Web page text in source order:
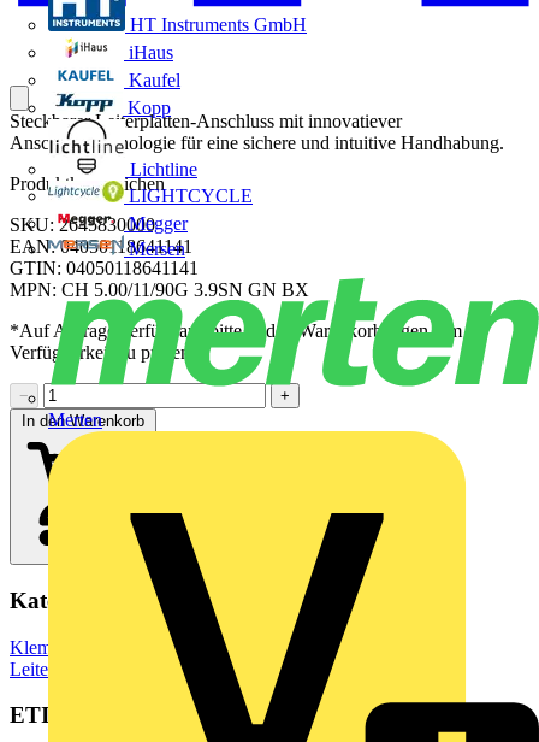
HT Instruments GmbH
iHaus
Kaufel
Kopp
Lichtline
LIGHTCYCLE
Megger
Mersen
Merten
Steckbarer Leiterplatten-Anschluss mit innovatiever
Anschlusstechnologie für eine sichere und intuitive Handhabung.
Produktkennzeichen
SKU: 2645830000
EAN: 04050118641141
GTIN: 04050118641141
MPN: CH 5.00/11/90G 3.9SN GN BX
*Auf Anfrage verfügbar - bitte in den Warenkorb legen, um
Verfügbarkeit zu prüfen
−
+
In den Warenkorb
Kategorien
Klemmen, Steckverbinder & Verbindungselemente
Leiterplattensteckverbinder
ETIM Group